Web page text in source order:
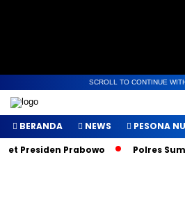
SCROLL TO CONTINUE
BERANDA NEWS PESONA
Prabowo
Polres